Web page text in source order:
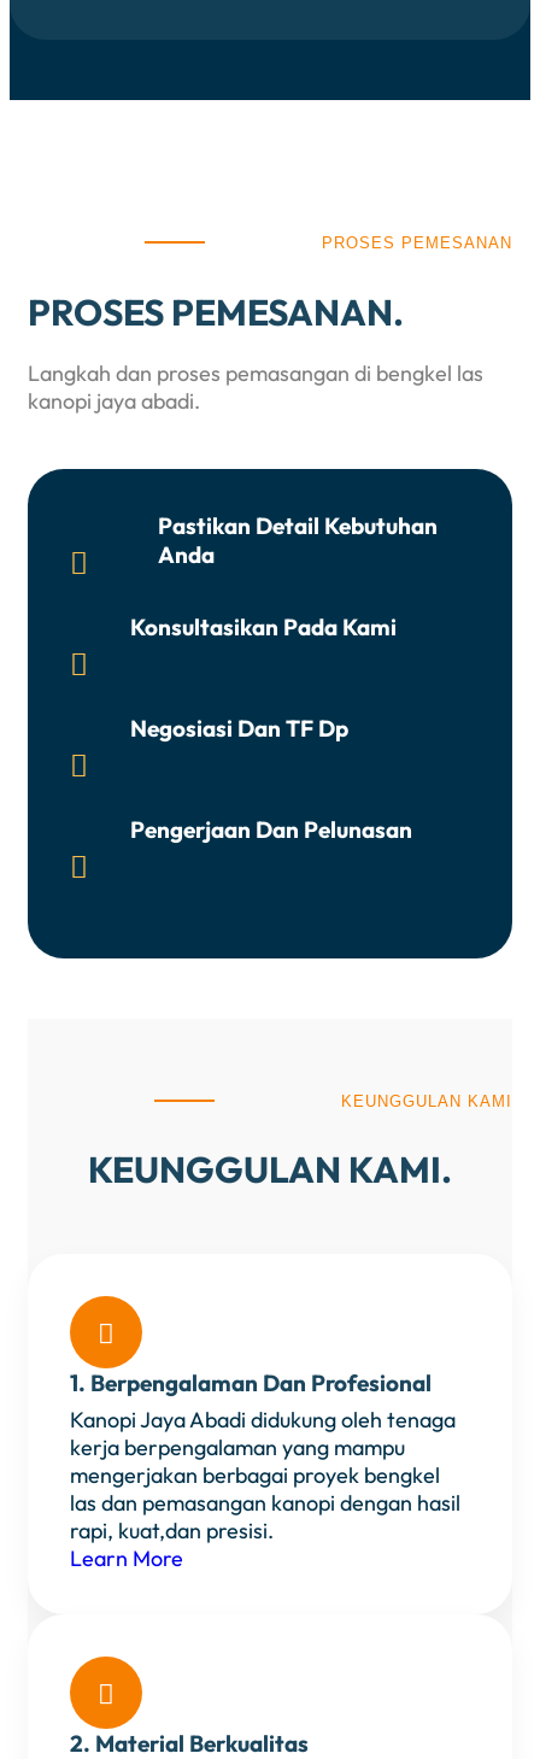
PROSES PEMESANAN
PROSES PEMESANAN.
Langkah dan proses pemasangan di bengkel las
kanopi jaya abadi.

Pastikan Detail Kebutuhan
Anda

Konsultasikan Pada Kami

Negosiasi Dan TF Dp

Pengerjaan Dan Pelunasan
KEUNGGULAN KAMI
KEUNGGULAN KAMI.

1. Berpengalaman Dan Profesional
Kanopi Jaya Abadi didukung oleh tenaga
kerja berpengalaman yang mampu
mengerjakan berbagai proyek bengkel
las dan pemasangan kanopi dengan hasil
rapi, kuat,dan presisi.
Learn More

2. Material Berkualitas